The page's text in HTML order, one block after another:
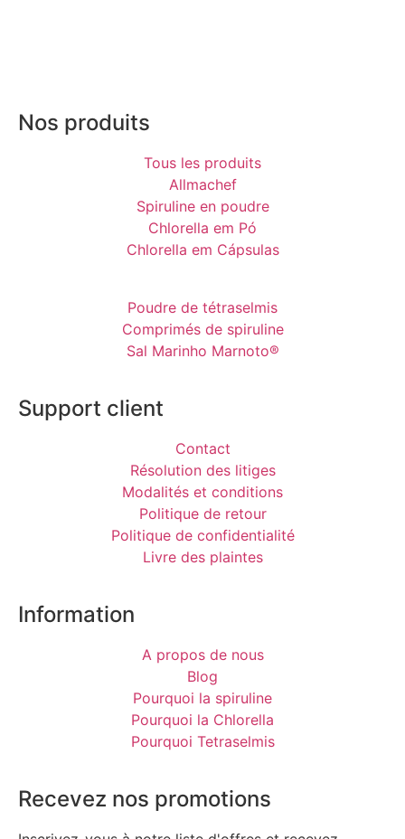
Nos produits
Tous les produits
Allmachef
Spiruline en poudre
Chlorella em Pó
Chlorella em Cápsulas
Poudre de tétraselmis
Comprimés de spiruline
Sal Marinho Marnoto®
Support client
Contact
Résolution des litiges
Modalités et conditions
Politique de retour
Politique de confidentialité
Livre des plaintes
Information
A propos de nous
Blog
Pourquoi la spiruline
Pourquoi la Chlorella
Pourquoi Tetraselmis
Recevez nos promotions